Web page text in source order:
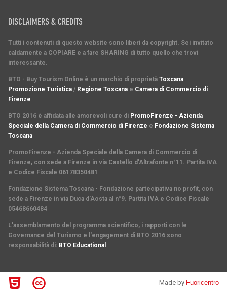
DISCLAIMERS & CREDITS
Tutti i contenuti di questo website sono liberi da copyright. Sei invitato
caldamente a COPIARE e a fare SHARING di tutto quello che trovi
interessante.
BTO - Buy Tourism Online è un marchio di proprietà Toscana
Promozione Turistica / Regione Toscana e Camera di Commercio di
Firenze
BTO 2016 è affidata alle amorevoli cure di PromoFirenze - Azienda
Speciale della Camera di Commercio di Firenze e Fondazione Sistema
Toscana
PromoFirenze - Azienda Speciale della Camera di Commercio di
Firenze, con sede a Firenze in via Castello d'Altrafonte n°11. Partita IVA
e Codice Fiscale 06178350481
Fondazione Sistema Toscana - Fondazione partecipativa no profit, con
sede a Firenze in via Duca d'Aosta al n°9. Partita IVA e Codice Fiscale
05468660484
L'assemblamento del programma scientifico, i rapporti con le
Governance del Turismo e l'engagement di BTO 2016 sono
responsabilità di: BTO Educational
Made by Fuoricentro